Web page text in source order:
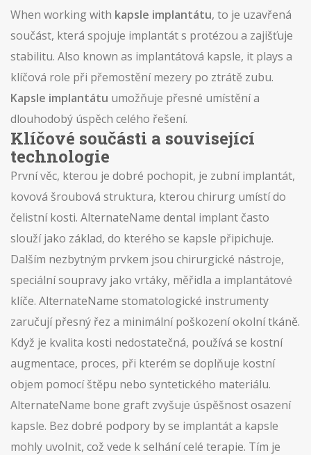
When working with kapsle implantátu, to je uzavřená
součást, která spojuje implantát s protézou a zajišťuje
stabilitu. Also known as implantátová kapsle, it plays a
klíčová role při přemostění mezery po ztrátě zubu.
Kapsle implantátu umožňuje přesné umístění a
dlouhodobý úspěch celého řešení.
Klíčové součásti a související
technologie
První věc, kterou je dobré pochopit, je zubní implantát,
kovová šroubová struktura, kterou chirurg umístí do
čelistní kosti. AlternateName dental implant často
slouží jako základ, do kterého se kapsle připichuje.
Dalším nezbytným prvkem jsou chirurgické nástroje,
speciální soupravy jako vrtáky, měřidla a implantátové
klíče. AlternateName stomatologické instrumenty
zaručují přesný řez a minimální poškození okolní tkáně.
Když je kvalita kosti nedostatečná, používá se kostní
augmentace, proces, při kterém se doplňuje kostní
objem pomocí štěpu nebo syntetického materiálu.
AlternateName bone graft zvyšuje úspěšnost osazení
kapsle. Bez dobré podpory by se implantát a kapsle
mohly uvolnit, což vede k selhání celé terapie. Tím je